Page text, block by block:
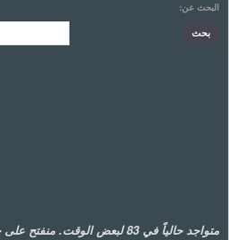
البحث عن:
متواجد حالياً في 83 لبعض الوقت. منفتح على جميع عروض العمل.